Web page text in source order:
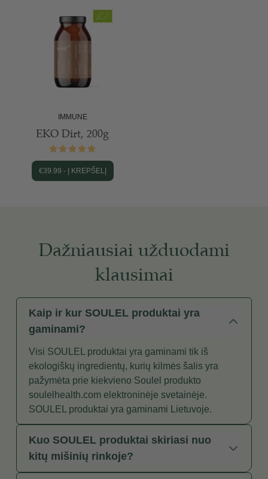
IMMUNE
EKO Dirt, 200g
€39.99 - Į KREPŠELĮ
Dažniausiai užduodami
klausimai
Kaip ir kur SOULEL produktai yra
gaminami?
Visi SOULEL produktai yra gaminami tik iš
ekologiškų ingredientų, kurių kilmės šalis yra
pažymėta prie kiekvieno Soulel produkto
soulelhealth.com elektroninėje svetainėje.
SOULEL produktai yra gaminami Lietuvoje.
Kuo SOULEL produktai skiriasi nuo
kitų mišinių rinkoje?